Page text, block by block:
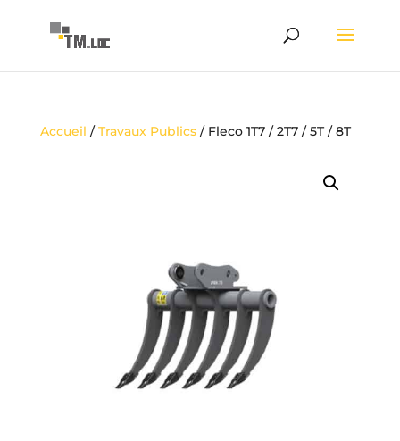
Accueil /Travaux Publics/ Fleco 1T7 / 2T7 / 5T / 8T